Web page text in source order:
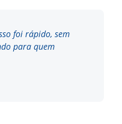
foi rápido, sem
para quem